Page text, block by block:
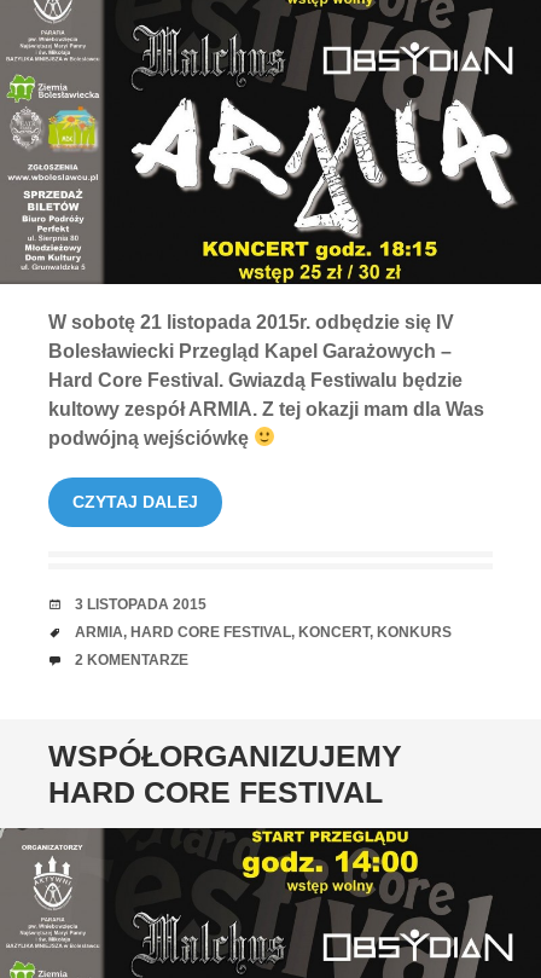
W sobotę 21 listopada 2015r. odbędzie się IV
Bolesławiecki Przegląd Kapel Garażowych –
Hard Core Festival. Gwiazdą Festiwalu będzie
kultowy zespół ARMIA. Z tej okazji mam dla Was
podwójną wejściówkę
CZYTAJ DALEJ
RANDKA
3 LISTOPADA 2015
TAGI
ARMIA, HARD CORE FESTIVAL, KONCERT, KONKURS
UWAGI
2 KOMENTARZE
WSPÓŁORGANIZUJEMY
HARD CORE FESTIVAL